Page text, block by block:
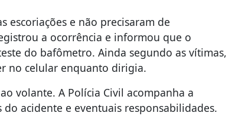
escoriações e não precisaram de
a ocorrência e informou que o
do bafômetro. Ainda segundo as vítimas,
no celular enquanto dirigia.
volante. A Polícia Civil acompanha a
acidente e eventuais responsabilidades.